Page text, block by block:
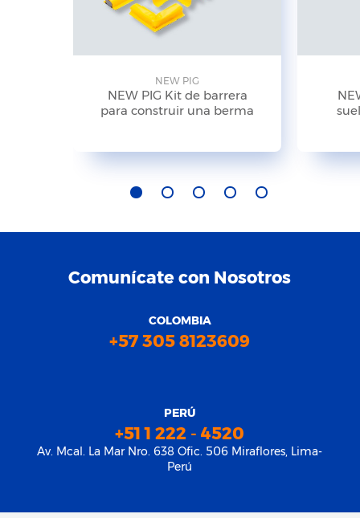
NEW PIG
NEW PIG Kit de barrera
para construir una berma
Comunícate con Nosotros
COLOMBIA
+57 305 8123609
PERÚ
+51 1 222 - 4520
Av. Mcal. La Mar Nro. 638 Ofic. 506 Miraflores, Lima-
Perú